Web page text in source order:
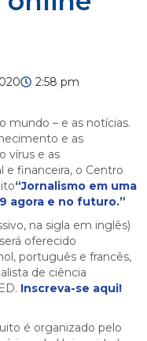
2:58 pm
mundo – e as notícias.
e as
vírus e as
e financeira, o Centro
“Jornalismo em uma
agora e no futuro.”
na sigla em inglês)
oferecido
português e francês,
de ciência
Inscreva-se aqui!
é organizado pelo